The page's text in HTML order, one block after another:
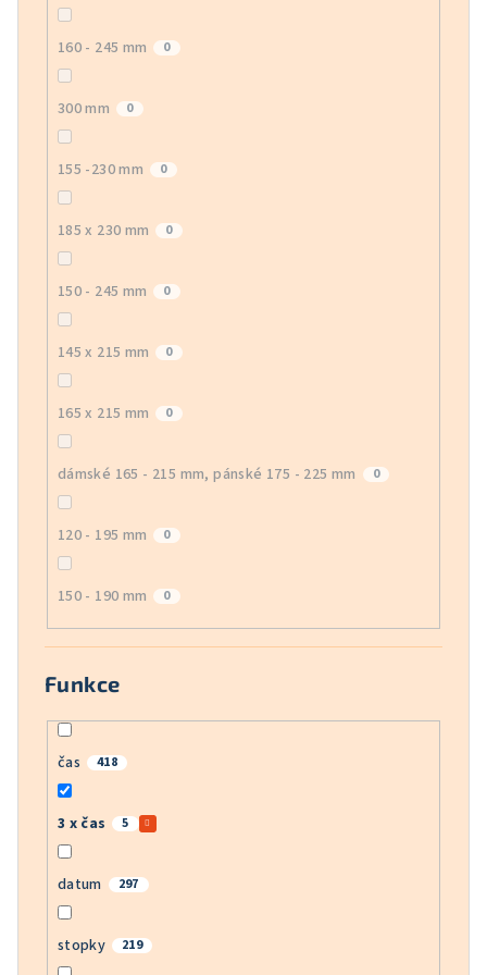
160 - 245 mm 0
300 mm 0
155 -230 mm 0
185 x 230 mm 0
150 - 245 mm 0
145 x 215 mm 0
165 x 215 mm 0
dámské 165 - 215 mm, pánské 175 - 225 mm 0
120 - 195 mm 0
150 - 190 mm 0
Funkce
čas 418
3 x čas 5
datum 297
stopky 219